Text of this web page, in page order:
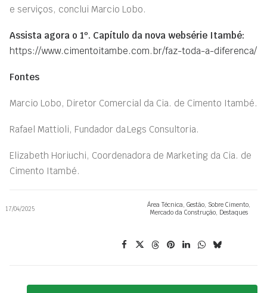
e serviços, conclui Marcio Lobo.
Assista agora o 1º. Capítulo da nova websérie Itambé:
https://www.cimentoitambe.com.br/faz-toda-a-diferenca/
Fontes
Marcio Lobo, Diretor Comercial da Cia. de Cimento Itambé.
Rafael Mattioli, Fundador da Legs Consultoria.
Elizabeth Horiuchi, Coordenadora de Marketing da Cia. de
Cimento Itambé.
17/04/2025 Área Técnica, Gestão, Sobre Cimento,
Mercado da Construção, Destaques